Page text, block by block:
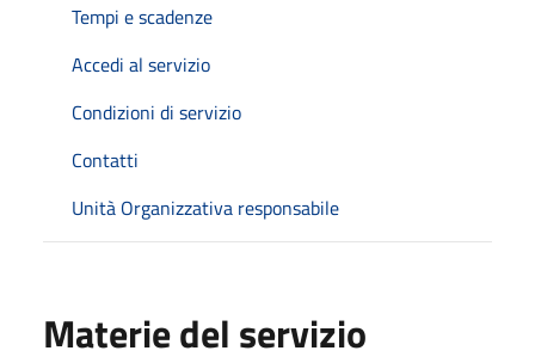
Tempi e scadenze
Accedi al servizio
Condizioni di servizio
Contatti
Unità Organizzativa responsabile
Materie del servizio